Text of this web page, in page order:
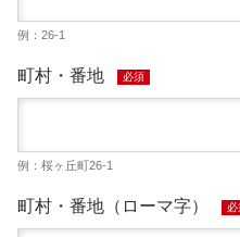
例：26-1
町村・番地 必須
例：桜ヶ丘町26-1
町村・番地（ローマ字） 必